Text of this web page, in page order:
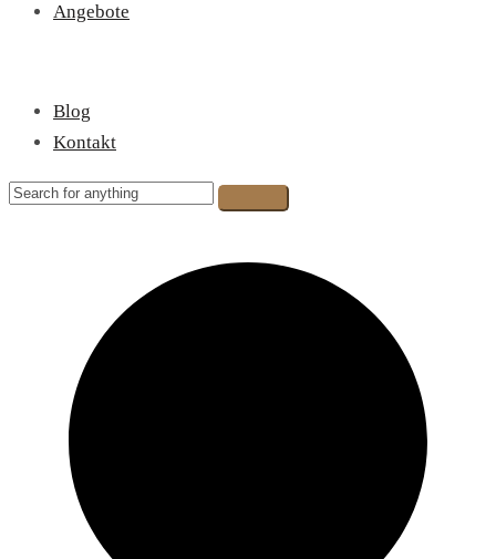
Angebote
Blog
Kontakt